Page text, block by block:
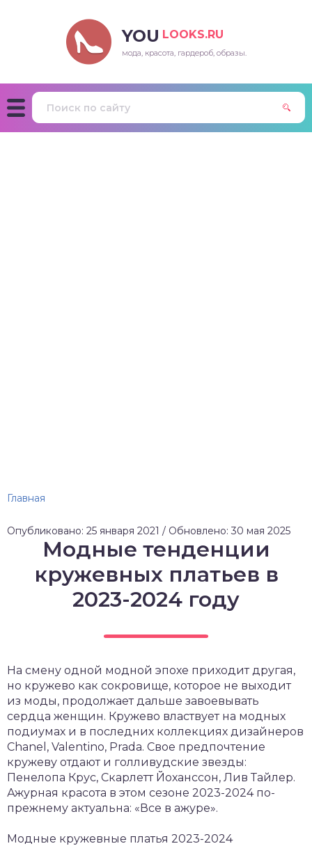
YOU LOOKS.RU
мода, красота, гардероб, образы.
Главная
Опубликовано: 25 января 2021 / Обновлено: 30 мая 2025
Модные тенденции
кружевных платьев в
2023-2024 году
На смену одной модной эпохе приходит другая,
но кружево как сокровище, которое не выходит
из моды, продолжает дальше завоевывать
сердца женщин. Кружево властвует на модных
подиумах и в последних коллекциях дизайнеров
Chanel, Valentino, Prada. Свое предпочтение
кружеву отдают и голливудские звезды:
Пенелопа Крус, Скарлетт Йоханссон, Лив Тайлер.
Ажурная красота в этом сезоне 2023-2024 по-
прежнему актуальна: «Все в ажуре».
Модные кружевные платья 2023-2024